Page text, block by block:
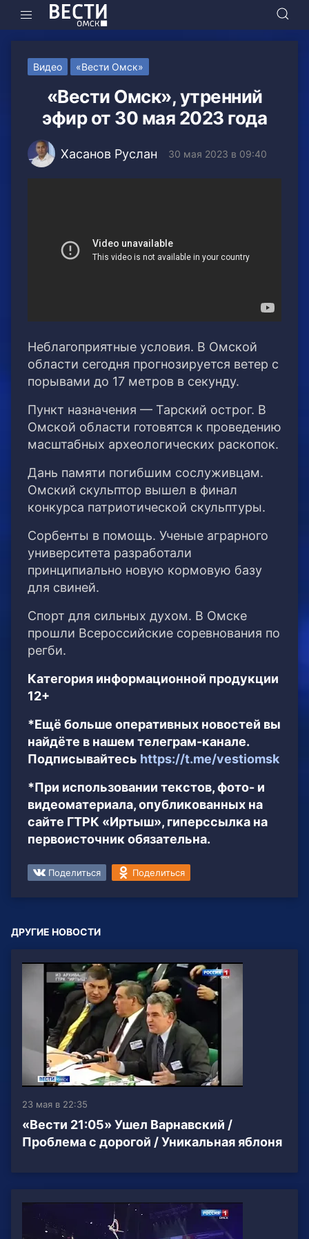
Видео «Вести Омск»
«Вести Омск», утренний
эфир от 30 мая 2023 года
Хасанов Руслан 30 мая 2023 в 09:40
Неблагоприятные условия. В Омской
области сегодня прогнозируется ветер с
порывами до 17 метров в секунду.
Пункт назначения — Тарский острог. В
Омской области готовятся к проведению
масштабных археологических раскопок.
Дань памяти погибшим сослуживцам.
Омский скульптор вышел в финал
конкурса патриотической скульптуры.
Сорбенты в помощь. Ученые аграрного
университета разработали
принципиально новую кормовую базу
для свиней.
Спорт для сильных духом. В Омске
прошли Всероссийские соревнования по
регби.
Категория информационной продукции
12+
*Ещё больше оперативных новостей вы
найдёте в нашем телеграм-канале.
Подписывайтесь https://t.me/vestiomsk
*При использовании текстов, фото- и
видеоматериала, опубликованных на
сайте ГТРК «Иртыш», гиперссылка на
первоисточник обязательна.
Поделиться Поделиться
ДРУГИЕ НОВОСТИ
23 мая в 22:35
«Вести 21:05» Ушел Варнавский /
Проблема с дорогой / Уникальная яблоня